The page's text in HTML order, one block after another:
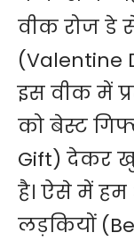
वीक रोज डे
(Valentine
इस वीक में
को बेस्ट
Gift) देकर
है। ऐसे में
लड़कियों